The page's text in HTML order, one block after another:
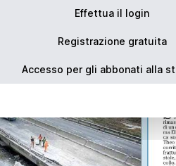
Effettua il login
Registrazione gratuita
Accesso per gli abbonati alla